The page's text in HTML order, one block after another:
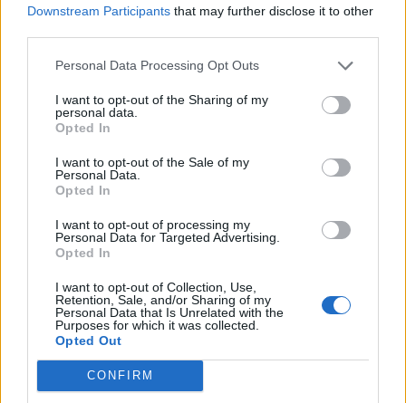
Downstream Participants that may further disclose it to other
Personal Data Processing Opt Outs
I want to opt-out of the Sharing of my
personal data.
Opted In
I want to opt-out of the Sale of my
Personal Data.
Opted In
I want to opt-out of processing my
Personal Data for Targeted Advertising.
Opted In
I want to opt-out of Collection, Use,
Retention, Sale, and/or Sharing of my
Personal Data that Is Unrelated with the
Purposes for which it was collected.
Opted Out
CONFIRM
ΣΥΝΟΛΟ : 565 / 100,00%
ΕΚΠΑΙΔΕΥΣΗ